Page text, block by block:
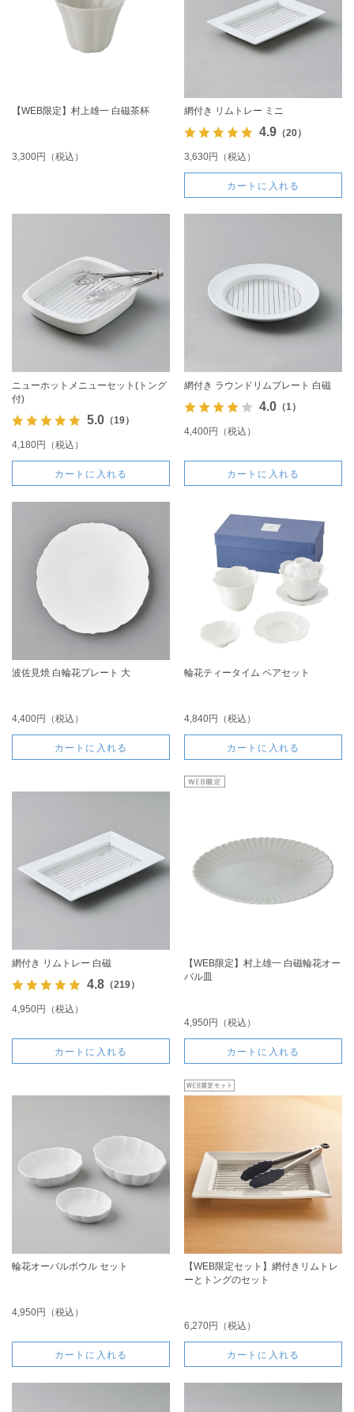
【WEB限定】村上雄一 白磁茶杯
3,300円（税込）
網付き リムトレー ミニ
4.9（20）
3,630円（税込）
カートに入れる
ニューホットメニューセット(トング
付)
5.0（19）
4,180円（税込）
カートに入れる
網付き ラウンドリムプレート 白磁
4.0（1）
4,400円（税込）
カートに入れる
波佐見焼 白輪花プレート 大
4,400円（税込）
カートに入れる
輪花ティータイム ペアセット
4,840円（税込）
カートに入れる
網付き リムトレー 白磁
4.8（219）
4,950円（税込）
カートに入れる
【WEB限定】村上雄一 白磁輪花オー
バル皿
4,950円（税込）
カートに入れる
輪花オーバルボウル セット
4,950円（税込）
カートに入れる
【WEB限定セット】網付きリムトレ
ーとトングのセット
6,270円（税込）
カートに入れる